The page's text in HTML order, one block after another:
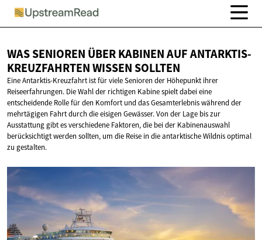
WAS SENIOREN ÜBER KABINEN AUF ANTARKTIS-
KREUZFAHRTENWISSEN SOLLTEN
Eine Antarktis-Kreuzfahrt ist für viele Senioren der Höhepunkt ihrer
Reiseerfahrungen. Die Wahl der richtigen Kabine spielt dabei eine
entscheidende Rolle für den Komfort und das Gesamterlebnis während der
mehrtägigen Fahrt durch die eisigen Gewässer. Von der Lage bis zur
Ausstattung gibt es verschiedene Faktoren, die bei der Kabinenauswahl
berücksichtigt werden sollten, um die Reise in die antarktische Wildnis optimal
zu gestalten.